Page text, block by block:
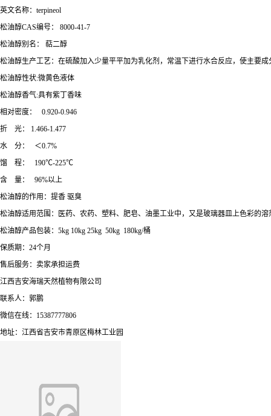
英文名称：terpineol
松油醇CAS编号： 8000-41-7
松油醇别名： 萜二醇
松油醇生产工艺：在硫酸加入少量平平加为乳化剂，常温下进行水合反应，使主要
松油醇性状:微黄色液体
松油醇香气:具有紫丁香味
相对密度： 0.920-0.946
折 光：
1.466-1.477
水 分： ＜0.7%
馏 程： 190℃-225℃
含 量： 96%以上
松油醇的作用：提香 驱臭
松油醇适用范围：医药、农药、塑料、肥皂、油墨工业中，又是玻璃器皿上色彩的溶
松油醇产品包装：5kg 10kg 25kg 50kg 180kg/桶
保质期：24个月
售后服务：卖家承担运费
江西吉安海瑞天然植物有限公司
联系人：郭鹏
微信在线：15387777806
地址：江西省吉安市青原区梅林工业园